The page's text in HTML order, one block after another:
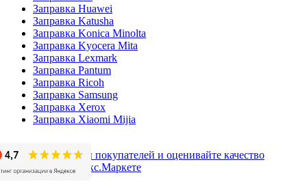
Заправка Huawei
Заправка Katusha
Заправка Konica Minolta
Заправка Kyocera Mita
Заправка Lexmark
Заправка Pantum
Заправка Ricoh
Заправка Samsung
Заправка Xerox
Заправка Xiaomi Mijia